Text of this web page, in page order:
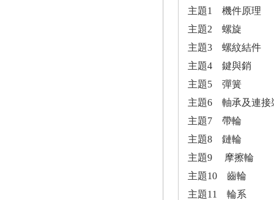
主題1 機件原理
主題2 螺旋
主題3 螺紋結件
主題4 鍵與銷
主題5 彈簧
主題6 軸承及連接
主題7 帶輪
主題8 鏈輪
主題9 摩擦輪
主題10 齒輪
主題11 輪系